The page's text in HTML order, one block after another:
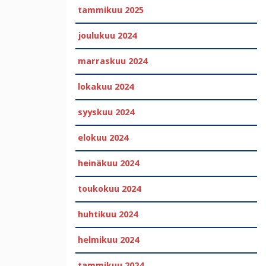
tammikuu 2025
joulukuu 2024
marraskuu 2024
lokakuu 2024
syyskuu 2024
elokuu 2024
heinäkuu 2024
toukokuu 2024
huhtikuu 2024
helmikuu 2024